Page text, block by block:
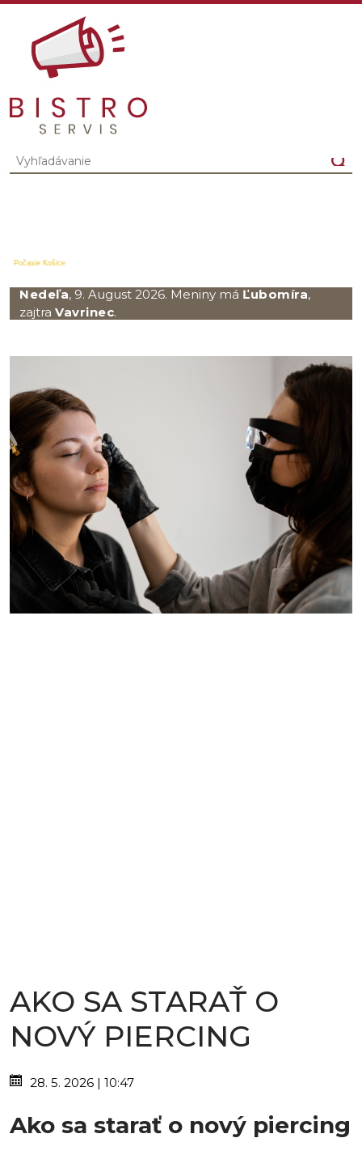
Počasie Košice
Nedeľa, 9. August 2026. Meniny má Ľubomíra,
zajtra Vavrinec.
AKO SA STARAŤ O
NOVÝ PIERCING
28. 5. 2026 | 10:47
Ako sa starať o nový piercing